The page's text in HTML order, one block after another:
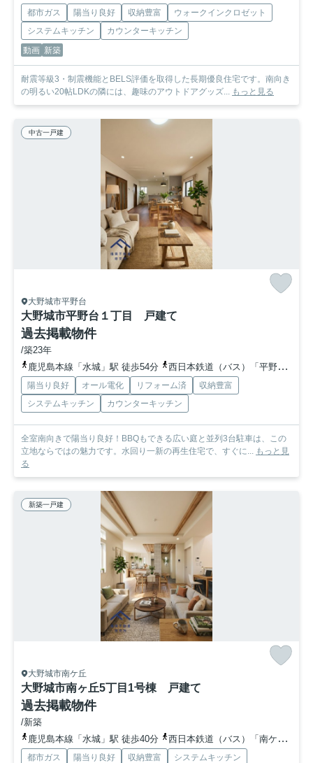
都市ガス 陽当り良好 収納豊富
ウォークインクロゼット
システムキッチン
カウンターキッチン
動画 新築
耐震等級3・制震機能とBELS評価を取得した長期優良住宅です。南向き
の明るい20帖LDKの隣には、趣味のアウトドアグッズ... もっと見る
中古一戸建
大野城市平野台
大野城市平野台１丁目 戸建て
過去掲載物件
/築23年
鹿児島本線「水城」駅 徒歩54分
西日本鉄道（バス）「平野ハイツ商店街前」バス停下車 徒歩3分
陽当り良好 オール電化 リフォーム済
収納豊富
システムキッチン
カウンターキッチン
全室南向きで陽当り良好！BBQもできる広い庭と並列3台駐車は、この
立地ならではの魅力です。水回り一新の再生住宅で、すぐに... もっと見
る
新築一戸建
大野城市南ケ丘
大野城市南ヶ丘5丁目1号棟 戸建て
過去掲載物件
/新築
鹿児島本線「水城」駅 徒歩40分
西日本鉄道（バス）「南ケ丘五丁目（福岡県）」バス停下車 徒歩2分
都市ガス 陽当り良好 収納豊富
システムキッチン